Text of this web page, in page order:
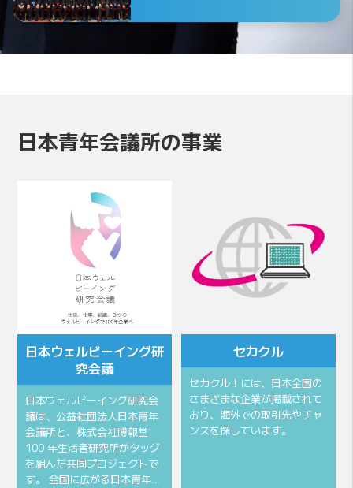
会頭挨拶
日本青年会議所の事業
⽇本ウェルビーイング研
究会議
⽇本ウェルビーイング研究会
議は、公益社団法⼈⽇本⻘年
会議所と、株式会社博報堂
100 年⽣活者研究所がタッグ
を組んだ共同プロジェクトで
す。 全国に広がる⽇本⻘年…
セカクル
セカクル！には、日本全国の
さまざまな企業が掲載されて
おり、海外での取引先やチャ
ンスを探しています。